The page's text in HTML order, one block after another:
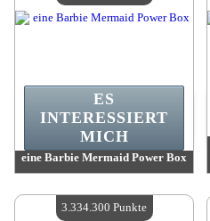
eine Barbie Mermaid Power Box
Verfügbare Menge:4
ES
INTERESSIERT
MICH
3.334.300 Punkte